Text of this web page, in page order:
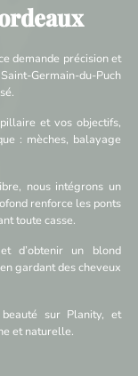
demande précision et
Germain-du-Puch
et vos objectifs,
: mèches, balayage
nous intégrons un
renforce les ponts
toute casse.
d’obtenir un blond
gardant des cheveux
sur Planity, et
et naturelle.